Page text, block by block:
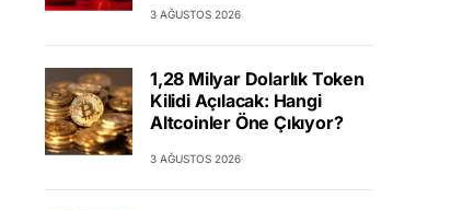
3 AĞUSTOS 2026
1,28 Milyar Dolarlık Token
Kilidi Açılacak: Hangi
Altcoinler Öne Çıkıyor?
3 AĞUSTOS 2026